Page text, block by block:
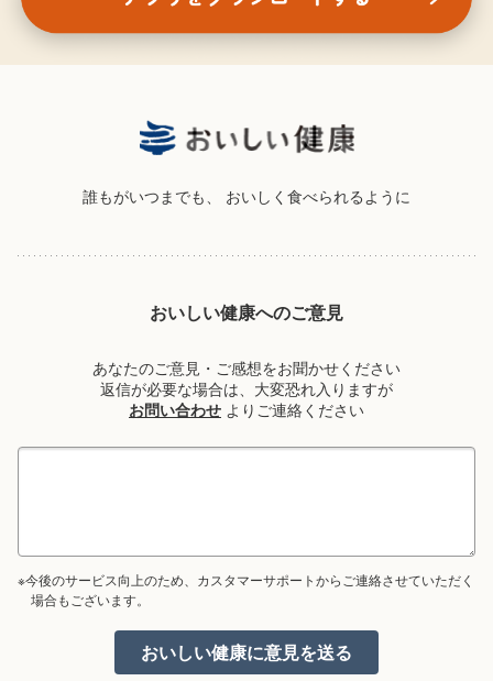
誰もがいつまでも、 おいしく食べられるように
おいしい健康へのご意見
あなたのご意見・ご感想をお聞かせください
返信が必要な場合は、大変恐れ入りますが
お問い合わせ よりご連絡ください
※今後のサービス向上のため、カスタマーサポートからご連絡させていただく
場合もございます。